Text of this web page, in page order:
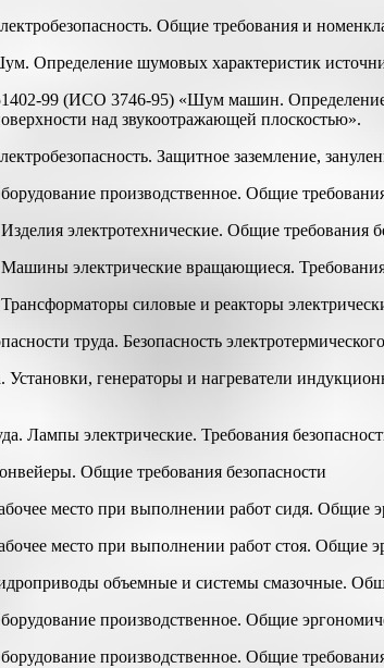
Общие требования и
Определение шумовых характеристик
99 (ИСО 3746-95) «Шум машин.
над звукоотражающей плоскостью».
Защитное заземление,
производственное. Общие
электротехнические. Общие требования
электрические вращающиеся.
силовые и реакторы
труда. Безопасность
генераторы и нагреватели
Лампы электрические. Требования
Общие требования безопасности
место при выполнении работ сидя. Общие
место при выполнении работ стоя. Общие
объемные и системы смазочные.
производственное. Общие
производственное. Общие